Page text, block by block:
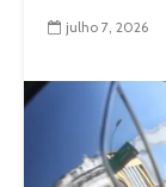
julho 7, 2026